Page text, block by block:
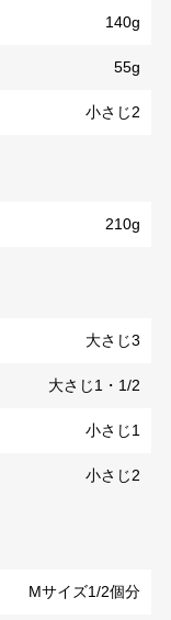
140g
55g
小さじ2
210g
大さじ3
大さじ1・1/2
小さじ1
小さじ2
Mサイズ1/2個分